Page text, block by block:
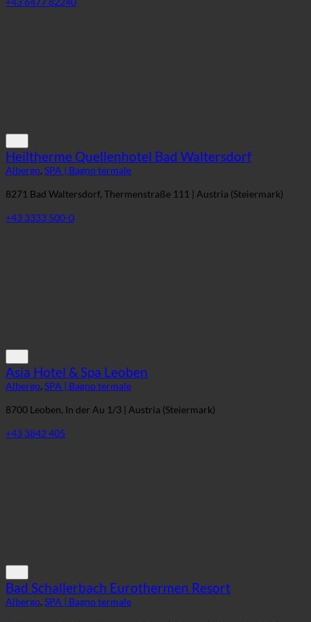
+43 6477 82240
Heiltherme Quellenhotel Bad Waltersdorf
Albergo, SPA | Bagno termale
8271 Bad Waltersdorf, Thermenstraße 111 | Austria (Steiermark)
+43 3333 500-0
Asia Hotel & Spa Leoben
Albergo, SPA | Bagno termale
8700 Leoben, In der Au 1/3 | Austria (Steiermark)
+43 3842 405
Bad Schallerbach Eurothermen Resort
Albergo, SPA | Bagno termale